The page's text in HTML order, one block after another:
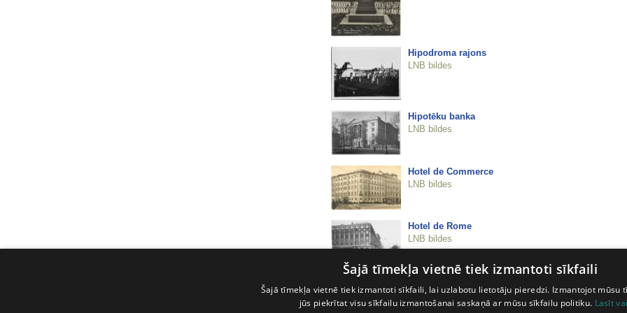
Hipodroma rajons
LNB bildes
Hipotēku banka
LNB bildes
Hotel de Commerce
LNB bildes
Hotel de Rome
LNB bildes
Hotel de Rome
LNB bildes
Šajā tīmekļa vietnē tiek izmantoti sīkfaili
Šajā tīmekļa vietnē tiek izmantoti sīkfaili, lai uzlabotu lietotāju pieredzi. Izmantojot mūsu
jūs piekrītat visu sīkfailu izmantošanai saskaņā ar mūsu sīkfailu politiku. Lasīt